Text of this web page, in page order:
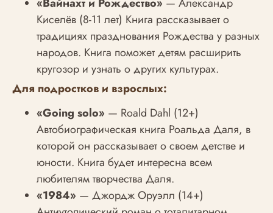
Киселёв (8-11 лет) Книга рассказывает о
традициях празднования Рождества у разных
народов. Книга поможет детям расширить
кругозор и узнать о других культурах.
Для подростков и взрослых:
«Going solo» — Roald Dahl (12+)
Автобиографическая книга Роальда Даля, в
которой он рассказывает о своем детстве и
юности. Книга будет интересна всем
любителям творчества Даля.
«1984» — Джордж Оруэлл (14+)